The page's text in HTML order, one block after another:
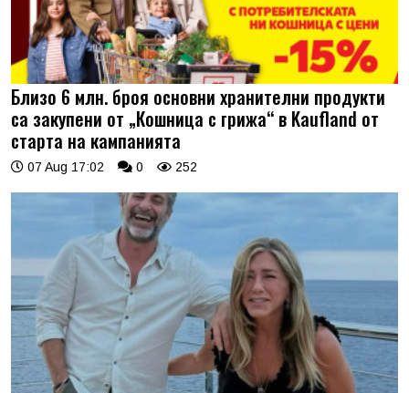
Близо 6 млн. броя основни хранителни продукти
са закупени от „Кошница с грижа“ в Kaufland от
старта на кампанията
07 Aug 17:02 0 252